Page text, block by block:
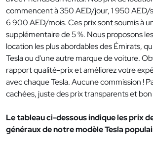
commencent à 350 AED/jour, 1 950 AED/
6 900 AED/mois. Ces prix sont soumis à
supplémentaire de 5 %. Nous proposons
location les plus abordables des Émirats,
Tesla ou d'une autre marque de voiture.
rapport qualité-prix et améliorez votre
avec chaque Tesla. Aucune commission !
cachées, juste des prix transparents et bon
Le tableau ci-dessous indique les prix
généraux de notre modèle Tesla